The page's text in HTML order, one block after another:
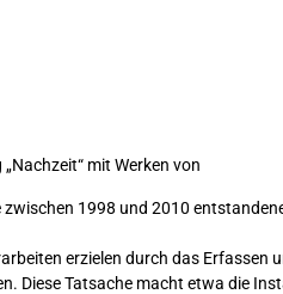
mit Werken von
1998 und 2010
erzielen durch das
Diese Tatsache macht etwa die